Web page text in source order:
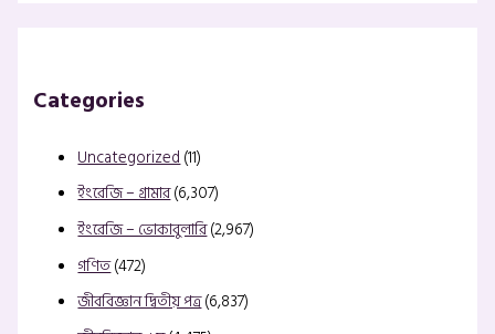
Categories
Uncategorized(11)
ইংরেজি – গ্রামার(6,307)
ইংরেজি – ভোকাবুলারি(2,967)
গণিত(472)
জীববিজ্ঞান দ্বিতীয় পত্র(6,837)